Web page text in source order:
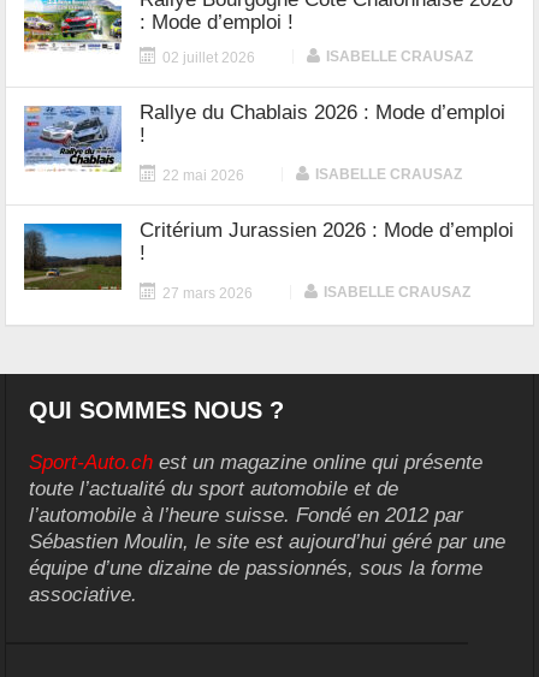
: Mode d’emploi !
02 juillet 2026 ISABELLE CRAUSAZ
Rallye du Chablais 2026 : Mode d’emploi
!
22 mai 2026 ISABELLE CRAUSAZ
Critérium Jurassien 2026 : Mode d’emploi
!
27 mars 2026 ISABELLE CRAUSAZ
QUI SOMMES NOUS ?
Sport-Auto.ch est un magazine online qui présente
toute l’actualité du sport automobile et de
l’automobile à l’heure suisse. Fondé en 2012 par
Sébastien Moulin, le site est aujourd’hui géré par une
équipe d’une dizaine de passionnés, sous la forme
associative.